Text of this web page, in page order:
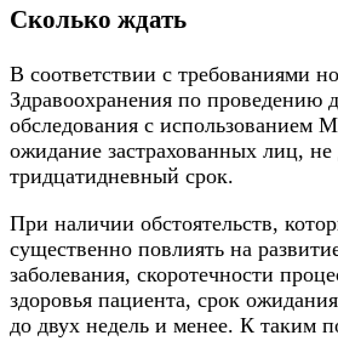
Сколько ждать
В соответствии с требованиями
Здравоохранения по проведению
обследования с
ожидание застрахованных лиц,
тридцатидневный срок.
При наличии обстоятельств,
существенно повлиять на
заболевания, скоротечности
здоровья пациента, срок
до двух недель и менее. К таким